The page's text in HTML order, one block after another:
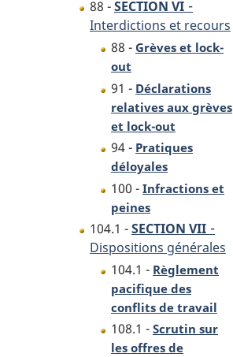
88 -SECTION VI -
Interdictions et recours
88 - Grèves et lock-
out
91 - Déclarations
relatives aux grèves
et lock-out
94 - Pratiques
déloyales
100 - Infractions et
peines
104.1 -SECTION VII -
Dispositions générales
104.1 - Règlement
pacifique des
conflits de travail
108.1 - Scrutin sur
les offres de